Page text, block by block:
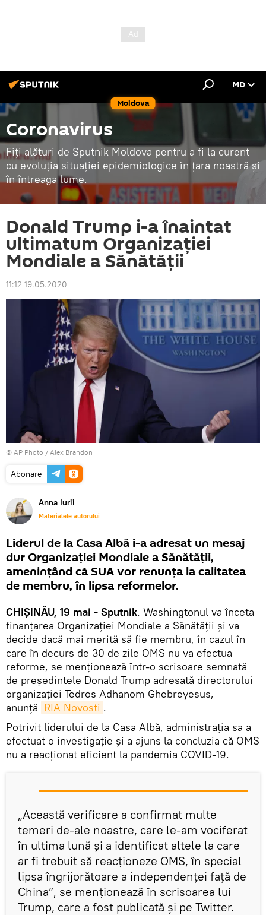
Moldova
MD
Coronavirus
Fiți alături de Sputnik Moldova pentru a fi la curent
cu evoluția situației epidemiologice în țara noastră și
în întreaga lume.
Donald Trump i-a înaintat
ultimatum Organizației
Mondiale a Sănătății
11:12 19.05.2020
© AP Photo / Alex Brandon
Abonare
Anna Iurii
Materialele autorului
Liderul de la Casa Albă i-a adresat un mesaj
dur Organizației Mondiale a Sănătății,
amenințând că SUA vor renunța la calitatea
de membru, în lipsa reformelor.
CHIȘINĂU, 19 mai - Sputnik. Washingtonul va înceta
finanțarea Organizației Mondiale a Sănătății și va
decide dacă mai merită să fie membru, în cazul în
care în decurs de 30 de zile OMS nu va efectua
reforme, se menționează într-o scrisoare semnată
de președintele Donald Trump adresată directorului
organizației Tedros Adhanom Ghebreyesus,
anunță RIA Novosti .
Potrivit liderului de la Casa Albă, administrația sa a
efectuat o investigație și a ajuns la concluzia că OMS
nu a reacționat eficient la pandemia COVID-19.
„Această verificare a confirmat multe
temeri de-ale noastre, care le-am vociferat
în ultima lună și a identificat altele la care
ar fi trebuit să reacționeze OMS, în special
lipsa îngrijorătoare a independenței față de
China”, se menționează în scrisoarea lui
Trump, care a fost publicată și pe Twitter.